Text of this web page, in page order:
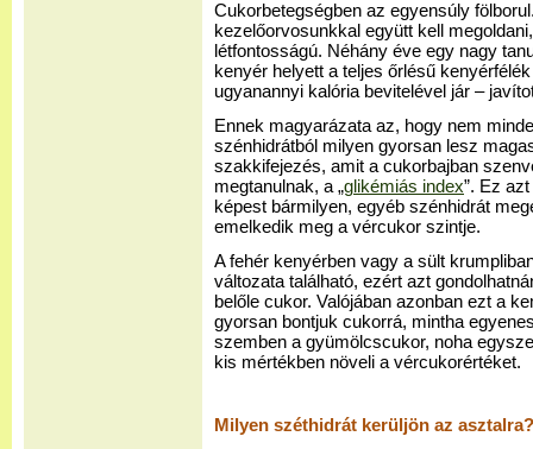
Cukorbetegségben az egyensúly
kezelőorvosunkkal együtt kell
létfontosságú. Néhány éve egy nagy
kenyér helyett a teljes őrlésű
ugyanannyi kalória bevitelével jár –
Ennek magyarázata az, hogy nem
szénhidrátból milyen gyorsan lesz
szakkifejezés, amit a cukorbajban
megtanulnak, a „glikémiás index”. Ez
képest bármilyen, egyéb szénhidrát
emelkedik meg a vércukor szintje.
A fehér kenyérben vagy a sült
változata található, ezért azt
belőle cukor. Valójában azonban ezt a
gyorsan bontjuk cukorrá, mintha
szemben a gyümölcscukor, noha
kis mértékben növeli a vércukorértéket.
Milyen széthidrát kerüljön az asztalra?